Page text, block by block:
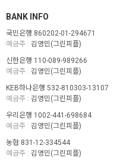
BANK INFO
국민은행 860202-01-294671
예금주 : 김영민(그린피플)
신한은행 110-089-989266
예금주 : 김영민(그린피플)
KEB하나은행 532-810303-13107
예금주 : 김영민(그린피플)
우리은행 1002-441-698684
예금주 : 김영민(그린피플)
농협 831-12-334544
예금주 : 김영민(그린피플)